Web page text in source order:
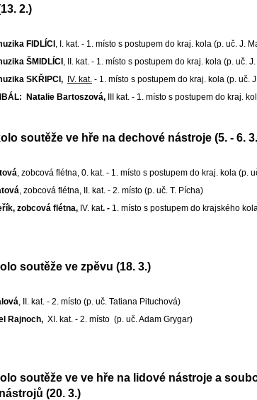
2.)
FIDLÍCI , I. kat. - 1. místo s postupem do kraj. kola (p. uč. J.
ŠMIDLÍCI , II. kat. - 1. místo s postupem do kraj. kola (p. uč.
SKŘIPCI, IV. kat. - 1. místo s postupem do kraj. kola (p. uč.
Natalie Bartoszová, III kat. - 1. místo s postupem do kraj.
soutěže ve hře na dechové nástroje (5. - 6.
, zobcová flétna, 0. kat. - 1. místo s postupem do kraj. kola (p.
, zobcová flétna, II. kat. - 2. místo (p. uč. T. Pícha)
zobcová flétna, IV. kat. - 1. místo s postupem do krajského
soutěže ve zpěvu (18. 3.)
, II. kat. - 2. místo (p. uč. Tatiana Pituchová)
Rajnoch, XI. kat. - 2. místo (p. uč. Adam Grygar)
soutěže ve ve hře na lidové nástroje a
(20. 3.)